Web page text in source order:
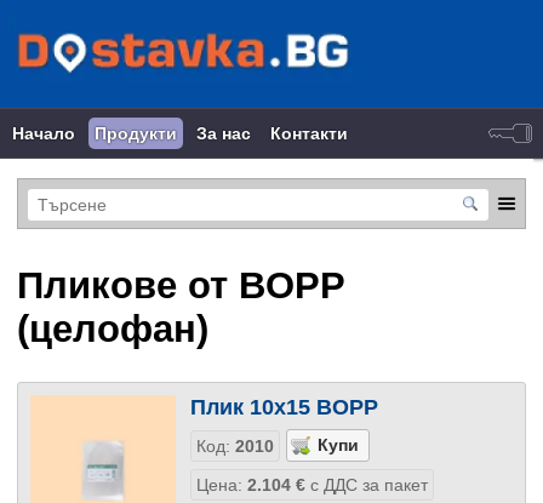
Начало Продукти За нас Контакти
Пликове от BOPP
(целофан)
Плик 10х15 BOPP
Код: 2010
Цена: 2.104 €с ДДС за пакет